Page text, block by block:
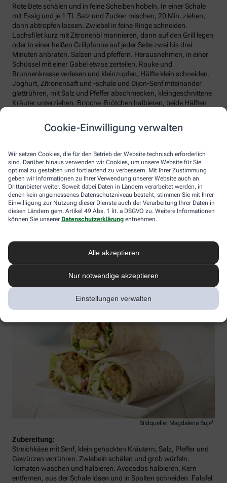
Cookie-Einwilligung verwalten
Wir setzen Cookies, die für den Betrieb der Website technisch erforderlich
sind. Darüber hinaus verwenden wir Cookies, um unsere Website für Sie
optimal zu gestalten und fortlaufend zu verbessern. Mit Ihrer Zustimmung
geben wir Informationen zu Ihrer Verwendung unserer Website auch an
Drittanbieter weiter. Soweit dabei Daten in Ländern verarbeitet werden, in
denen kein angemessenes Datenschutzniveau besteht, stimmen Sie mit Ihrer
Einwilligung zur Nutzung dieser Dienste auch der Verarbeitung Ihrer Daten in
diesen Ländern gem. Artikel 49 Abs. 1 lit. a DSGVO zu. Weitere Informationen
können Sie unserer Datenschutzerklärung entnehmen.
Alle akzeptieren
Nur notwendige akzeptieren
Einstellungen verwalten
Rote Bete schälen und in feine Scheiben hobeln. In einer Schale
mit Essig und je 1 TL Salz und Zucker mischen, 20 Min. ziehen,
dann abtropfen lassen. Zwiebel in feine Ringe schneiden.
Lachsfilet kurz mit Zitronenöl marinieren, dann auf den Grill legen
oder in einer heißen Grillpfanne auf jeder Seite zwei bis drei
Minuten anbraten. Salzen und pfeffern. Herausnehmen, in einer
Schüssel mit einer Gabel etwas zerteilen. Rauke und
Brunnenkresse verlesen und kleinzupfen, Hälfte klein schneiden.
Joghurt, Zitronensaft und -schale und Dijon-Senf miteinander
glattrühren, mit Salz und Pfeffer abschmecken, kleingeschnittene
Kräuter unterziehen. Brioche-Brötchen halbieren, beide Hälften
je zwei EL Joghurt-Dressing geben, mit Kräutern garnieren.
Lachsfleisch auf die acht Hälften verteilen, darauf die Rote Bete
Joghurt-Dressing darauf verteilen, Brioche-Deckel auflegen und
servieren.
Vegetarische Falafel-Wraps
Zutaten für 4 Personen:
2 Becher veganen Streichkäse, 1 TL Dijon-Senf, je 1/2 Bund
TL Currypulver, ½ TL Kreuzkümmel, 2 kleine rote Zwiebeln, 300 g
Cocktailtomaten, 2 Avocados, 2 Packungen Falafel
Bildquelle: Magdalena Bujak
Zubereitung:
Streichkäse mit Senf, klein gehackten Kräutern, Salz, Pfeffer und
Gewürzen verrühren. Zwiebeln schälen und grob würfeln.
Tomaten waschen und halbieren. Avocados halbieren, Kern
entfernen, aus der Schale lösen und in Spalten schneiden. Falafel